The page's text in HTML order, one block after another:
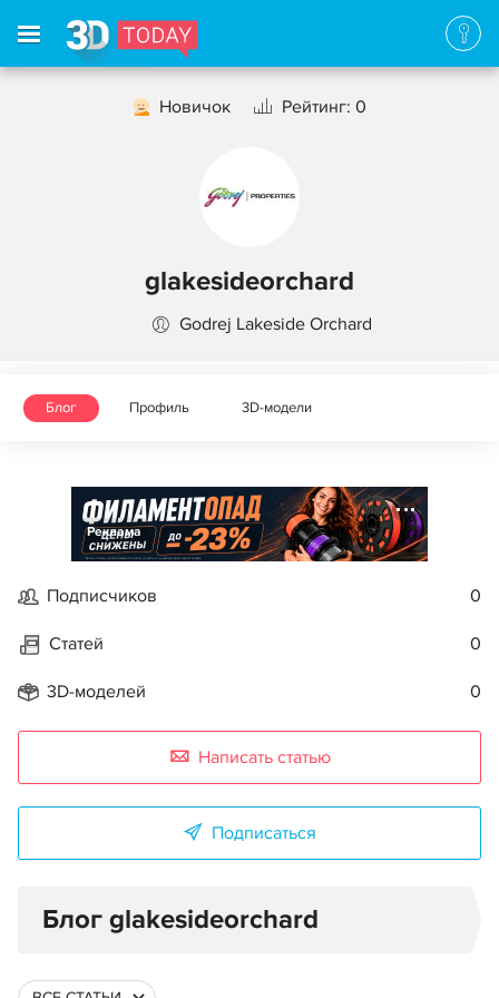
Новичок Рейтинг: 0
glakesideorchard
Godrej Lakeside Orchard
Блог Профиль 3D-модели
Реклама
Подписчиков 0
Статей 0
3D-моделей 0
Написать статью
Подписаться
Блог glakesideorchard